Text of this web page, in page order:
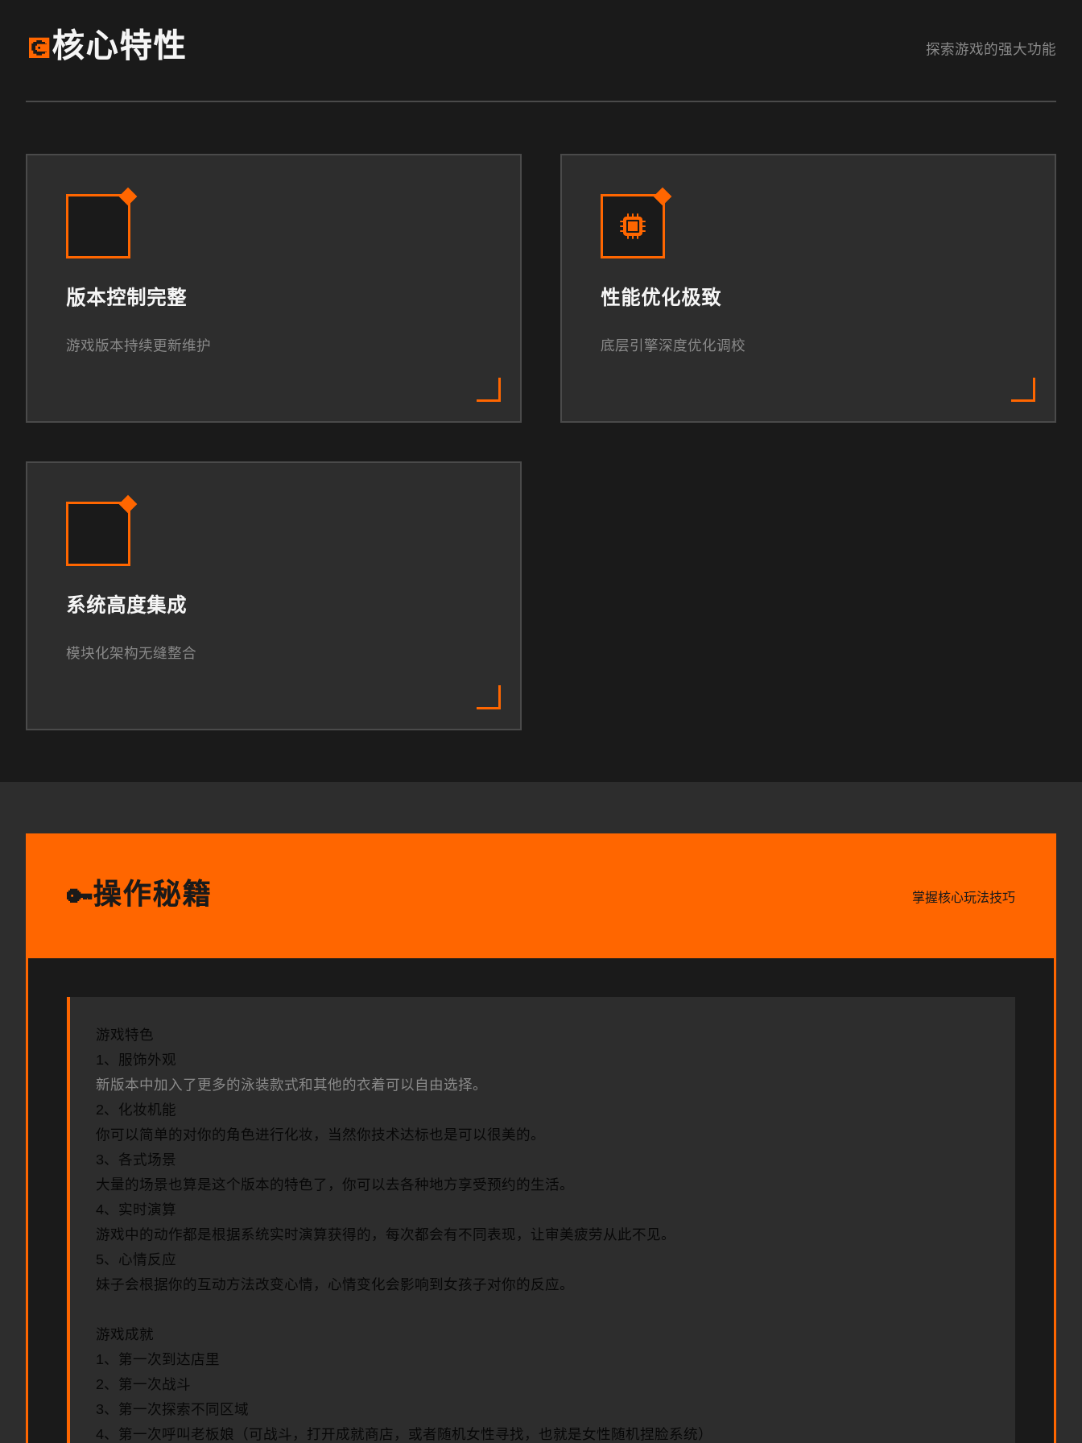
💽核心特性 探索游戏的强大功能
版本控制完整
游戏版本持续更新维护
性能优化极致
底层引擎深度优化调校
系统高度集成
模块化架构无缝整合
🔑操作秘籍 掌握核心玩法技巧
游戏特色
1、服饰外观
新版本中加入了更多的泳装款式和其他的衣着可以自由选择。
2、化妆机能
你可以简单的对你的角色进行化妆，当然你技术达标也是可以很美的。
3、各式场景
大量的场景也算是这个版本的特色了，你可以去各种地方享受预约的生活。
4、实时演算
游戏中的动作都是根据系统实时演算获得的，每次都会有不同表现，让审美疲劳从此不见。
5、心情反应
妹子会根据你的互动方法改变心情，心情变化会影响到女孩子对你的反应。
游戏成就
1、第一次到达店里
2、第一次战斗
3、第一次探索不同区域
4、第一次呼叫老板娘（可战斗，打开成就商店，或者随机女性寻找，也就是女性随机捏脸系统）